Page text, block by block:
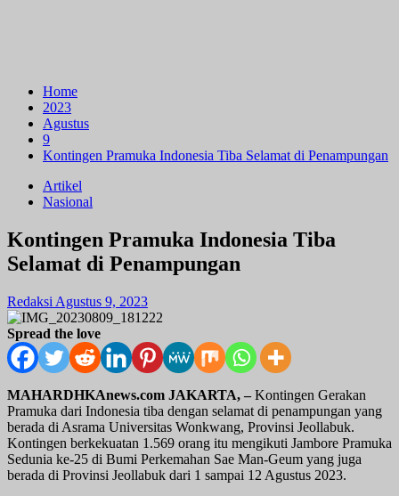
Home
2023
Agustus
9
Kontingen Pramuka Indonesia Tiba Selamat di Penampungan
Artikel
Nasional
Kontingen Pramuka Indonesia Tiba
Selamat di Penampungan
Redaksi Agustus 9, 2023
Spread the love
MAHARDHKAnews.com JAKARTA, – Kontingen Gerakan
Pramuka dari Indonesia tiba dengan selamat di penampungan yang
berada di Asrama Universitas Wonkwang, Provinsi Jeollabuk.
Kontingen berkekuatan 1.569 orang itu mengikuti Jambore Pramuka
Sedunia ke-25 di Bumi Perkemahan Sae Man-Geum yang juga
berada di Provinsi Jeollabuk dari 1 sampai 12 Agustus 2023.